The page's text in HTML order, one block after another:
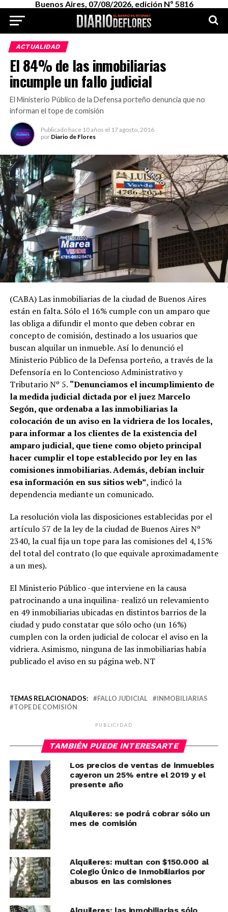
Buenos Aires, 07/08/2026, edición Nº 5816
ACTUALIDAD
El 84% de las inmobiliarias
incumple un fallo judicial
El Ministerio Público de la Defensa porteño denuncia que no
informan el tope de comisión
Publicado hace 10 años el 17 agosto, 2016
por Diario de Flores
(CABA) Las inmobiliarias de la ciudad de Buenos Aires
están en falta. Sólo el 16% cumple con un amparo que
las obliga a difundir el monto que deben cobrar en
concepto de comisión, destinado a los usuarios que
buscan alquilar un inmueble. Así lo denunció el
Ministerio Público de la Defensa porteño, a través de la
Defensoría en lo Contencioso Administrativo y
Tributario Nº 5. “Denunciamos el incumplimiento de
la medida judicial dictada por el juez Marcelo
Segón, que ordenaba a las inmobiliarias la
colocación de un aviso en la vidriera de los locales,
para informar a los clientes de la existencia del
amparo judicial, que tiene como objeto principal
hacer cumplir el tope establecido por ley en las
comisiones inmobiliarias. Además, debían incluir
esa información en sus sitios web”, indicó la
dependencia mediante un comunicado.
La resolución viola las disposiciones establecidas por el
artículo 57 de la ley de la ciudad de Buenos Aires Nº
2340, la cual fija un tope para las comisiones del 4,15%
del total del contrato (lo que equivale aproximadamente
a un mes).
El Ministerio Público -que interviene en la causa
patrocinando a una inquilina- realizó un relevamiento
en 49 inmobiliarias ubicadas en distintos barrios de la
ciudad y pudo constatar que sólo ocho (un 16%)
cumplen con la orden judicial de colocar el aviso en la
vidriera. Asimismo, ninguna de las inmobiliarias había
publicado el aviso en su página web. NT
TEMAS RELACIONADOS: FALLO JUDICIAL
INMOBILIARIAS
TOPE DE COMISIÓN
PUBLICIDAD
TAMBIÉN PUEDE INTERESARTE
Los precios de ventas de inmuebles
cayeron un 25% entre el 2019 y el
presente año
Alquileres: se podrá cobrar sólo un
mes de comisión
Alquileres: multan con $150.000 al
Colegio Único de Inmobiliarios por
abusos en las comisiones